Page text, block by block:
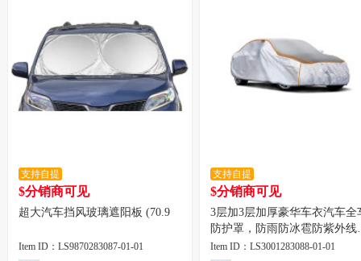
支持自提
$分销商可见
超大汽车挡风玻璃遮阳板 (70.9
Item ID：LS9870283087-01-01
支持自提
$分销商可见
3层加3层加厚豪华车衣汽车全
防护罩，防雨防冰雹防紫外线
尺寸：170 x 65 x 47英寸，净
Item ID：LS3001283088-01-01